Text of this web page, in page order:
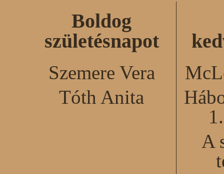
Boldog
születésnapot
Szemere Vera
Tóth Anita
A